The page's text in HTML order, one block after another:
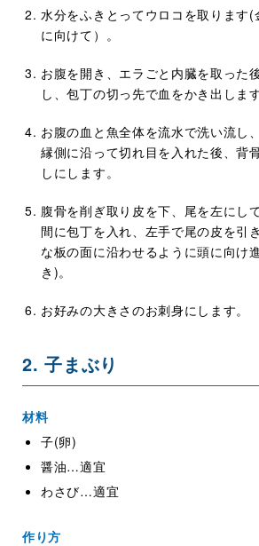
水分をふきとってウロコを取ります
に向けて）。
お腹を開き、エラごと内臓を取った
し、包丁の切っ先で血をかき出します
お腹の血と魚全体を流水で洗い流し
縁側に沿って切れ目を入れた後、背
しにします。
腹骨を削ぎ取り皮を下、尾を左にし
間に包丁を入れ、左手で尾の皮を引
な板の面に沿わせるように頭に向け
き)。
お好みの大きさのお刺身にします。
2. 子まぶり
材料
子(卵)
醤油…適宜
わさび…適宜
作り方